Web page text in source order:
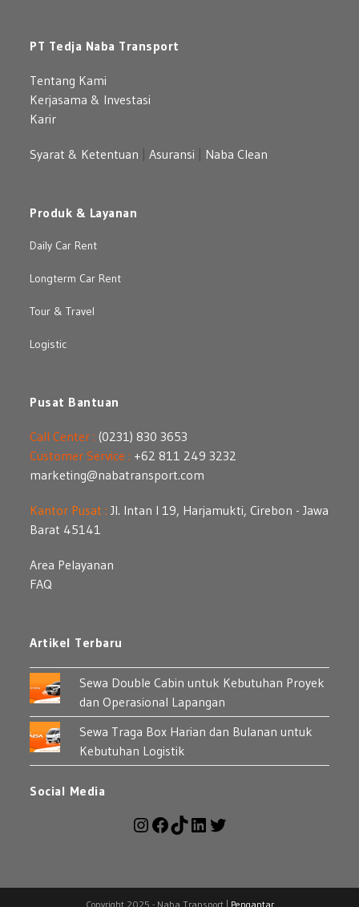
PT Tedja Naba Transport
Tentang Kami
Kerjasama & Investasi
Karir
Syarat & Ketentuan |Asuransi Naba Clean
Produk & Layanan
Daily Car Rent
Longterm Car Rent
Tour & Travel
Logistic
Pusat Bantuan
Call Center : (0231) 830 3653
Customer Service : +62 811 249 3232
marketing@nabatransport.com
Kantor Pusat : Jl. Intan I 19, Harjamukti, Cirebon - Jawa
Barat 45141
Area Pelayanan
FAQ
Artikel Terbaru
Sewa Double Cabin untuk Kebutuhan Proyek
dan Operasional Lapangan
Sewa Traga Box Harian dan Bulanan untuk
Kebutuhan Logistik
Social Media
Copyright 2025 - Naba Transport | Pengantar